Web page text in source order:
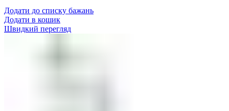
Додати до списку бажань
Додати в кошик
Швидкий перегляд